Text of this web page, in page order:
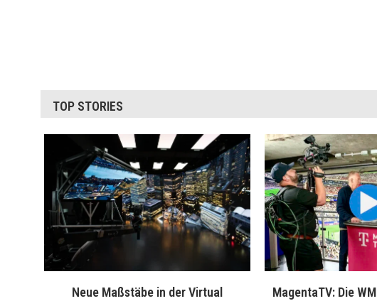
TOP STORIES
Neue Maßstäbe in der Virtual
MagentaTV: Die